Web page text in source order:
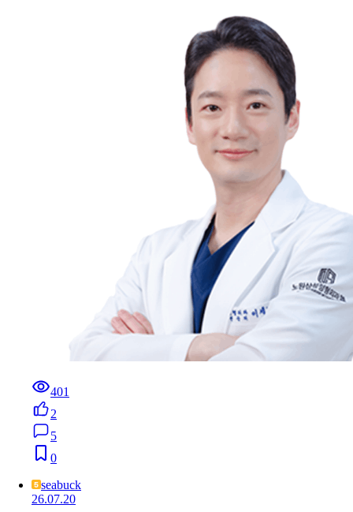
401
2
5
0
seabuck
26.07.20